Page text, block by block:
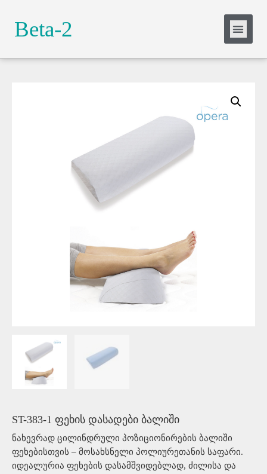
Beta-2
adipiscing elit. Ut elit tellus, luctus nec
ST-383-1 ფეხის დასადები ბალიში
ნახევრად ცილინდრული პოზიციონირების ბალიში
ფეხებისთვის – მოსახსნელი პოლიურეთანის საფარი.
იდეალურია ფეხების დასამშვიდებლად, ძილისა და